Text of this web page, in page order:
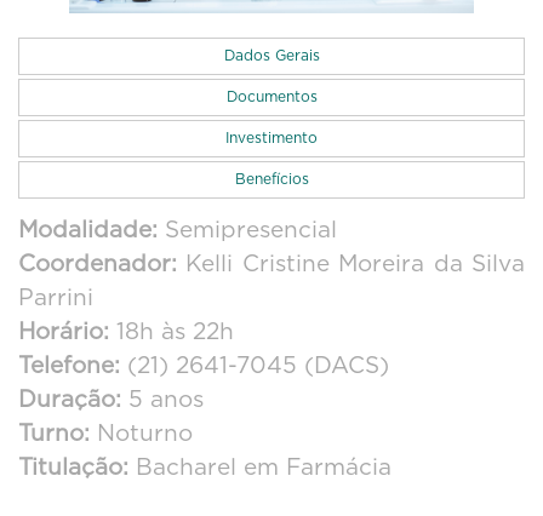
Farmácia
Dados Gerais
Documentos
Investimento
Benefícios
Modalidade: Semipresencial
Coordenador: Kelli Cristine Moreira da Silva
Parrini
Horário: 18h às 22h
Telefone: (21) 2641-7045 (DACS)
Duração: 5 anos
Turno: Noturno
Titulação: Bacharel em Farmácia